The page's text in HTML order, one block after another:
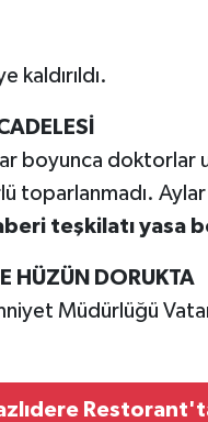
kaldırıldı.
boyunca doktorlar
toparlanmadı.
teşkilatı yasa
HÜZÜN DORUKTA
Müdürlüğü